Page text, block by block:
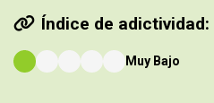
Índice de adictividad:
Muy Bajo